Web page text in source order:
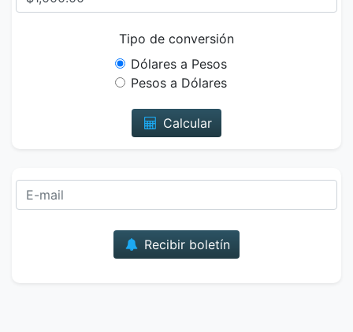
Tipo de conversión
Dólares a Pesos
Pesos a Dólares
Calcular
Recibir boletín